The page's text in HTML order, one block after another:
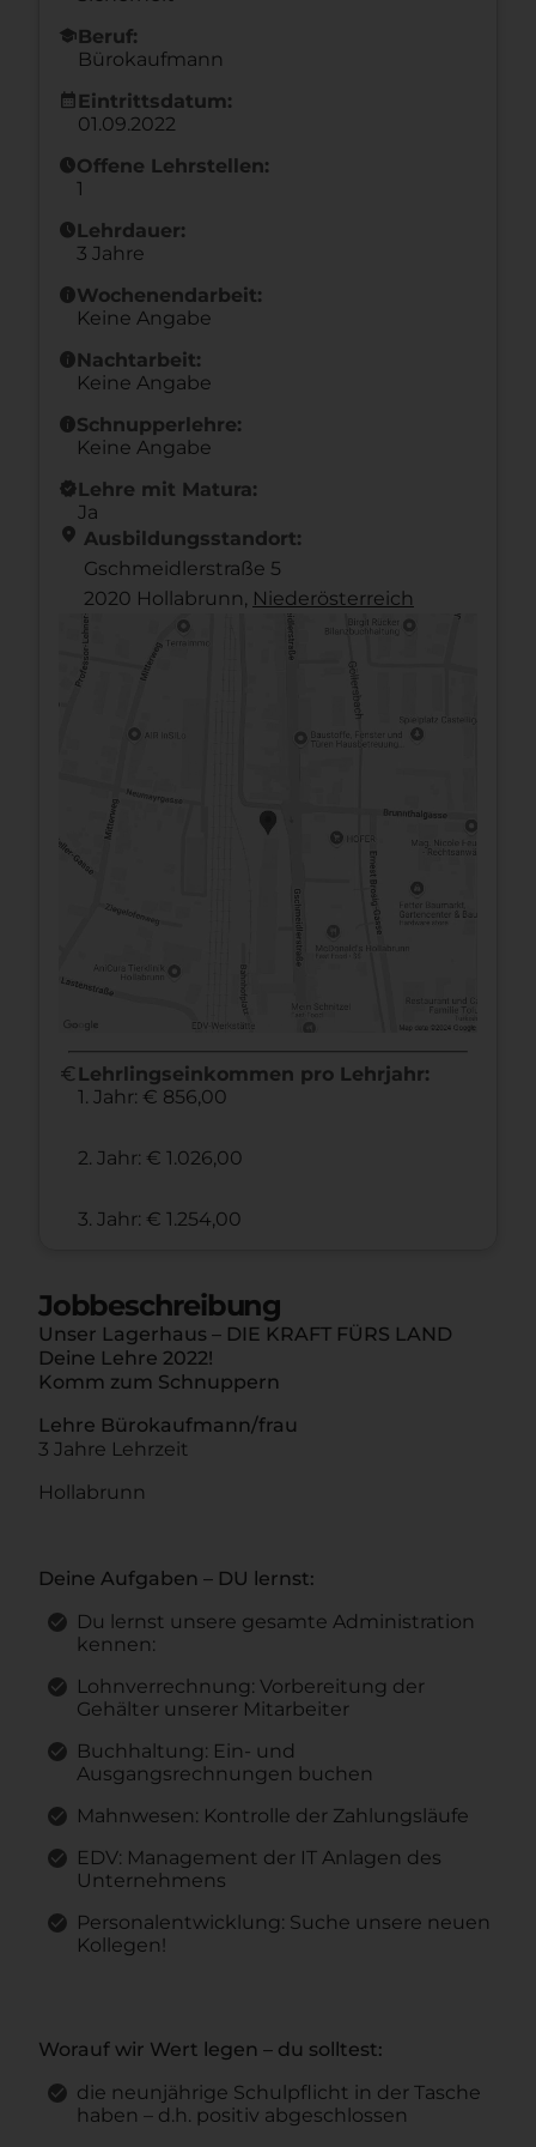
schoolBeruf:
Bürokaufmann
calendar_month Eintrittsdatum:
01.09.2022
scheduleOffene Lehrstellen:
1
scheduleLehrdauer:
3 Jahre
infoWochenendarbeit:
Keine Angabe
infoNachtarbeit:
Keine Angabe
infoSchnupperlehre:
Keine Angabe
new_releasesLehre mit Matura:
Ja
location_on Ausbildungsstandort:
Gschmeidlerstraße 5
2020 Hollabrunn, Nieder­österreich
euro Lehrlingseinkommen pro Lehrjahr:
1. Jahr: € 856,00
2. Jahr: € 1.026,00
3. Jahr: € 1.254,00
Jobbeschreibung
Unser Lagerhaus – DIE KRAFT FÜRS LAND
Deine Lehre 2022!
Komm zum Schnuppern
Lehre Bürokaufmann/frau
3 Jahre Lehrzeit
Hollabrunn
Deine Aufgaben – DU lernst:
Du lernst unsere gesamte Administration
kennen:
Lohnverrechnung: Vorbereitung der
Gehälter unserer Mitarbeiter
Buchhaltung: Ein- und
Ausgangsrechnungen buchen
Mahnwesen: Kontrolle der Zahlungsläufe
EDV: Management der IT Anlagen des
Unternehmens
Personalentwicklung: Suche unsere neuen
Kollegen!
Worauf wir Wert legen – du solltest:
die neunjährige Schulpflicht in der Tasche
haben – d.h. positiv abgeschlossen